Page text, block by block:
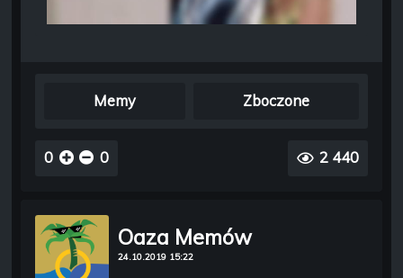
Memy Zboczone
0 0 2 440
Oaza Memów
24.10.2019 15:22